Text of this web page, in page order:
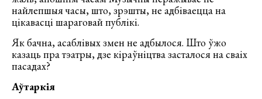
найлепшыя часы, што, зрэшты, не адбіваецца на
цікавасці шараговай публікі.
Як бачна, асаблівых змен не адбылося. Што ўжо
казаць пра тэатры, дзе кіраўніцтва засталося на сваіх
пасадах?
Аўтаркія